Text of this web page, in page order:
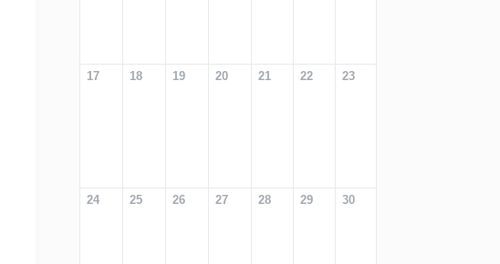
17 18 19 20 21 22 23
24 25 26 27 28 29 30